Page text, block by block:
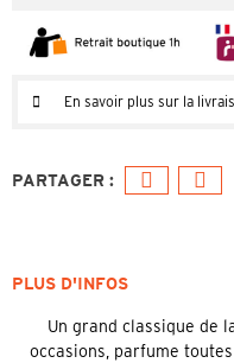
En savoir plus sur la
PLUS D'INFOS
Un grand classique de
occasions, parfume